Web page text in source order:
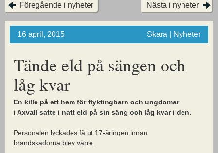
Föregående i nyheter Nästa i nyheter
16 april, 2015 Skara | Nyheter
Tände eld på sängen och
låg kvar
En kille på ett hem för flyktingbarn och ungdomar
i Axvall satte i natt eld på sin säng och låg kvar i den.
Personalen lyckades få ut 17-åringen innan
brandskadorna blev värre.